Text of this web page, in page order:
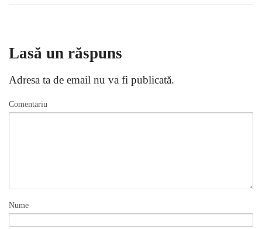
Lasă un răspuns
Adresa ta de email nu va fi publicată.
Comentariu
Nume